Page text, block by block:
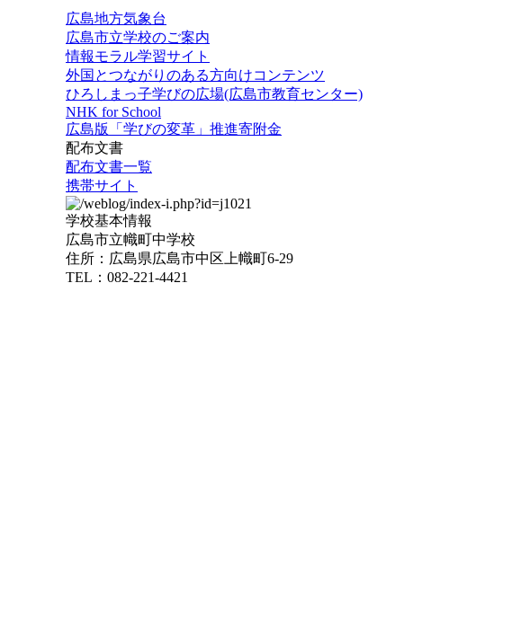
広島地方気象台
広島市立学校のご案内
情報モラル学習サイト
外国とつながりのある方向けコンテンツ
ひろしまっ子学びの広場(広島市教育センター)
NHK for School
広島版「学びの変革」推進寄附金
配布文書
配布文書一覧
携帯サイト
学校基本情報
広島市立幟町中学校
住所：広島県広島市中区上幟町6-29
TEL：082-221-4421